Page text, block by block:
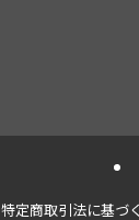
特定商取引法に基づ